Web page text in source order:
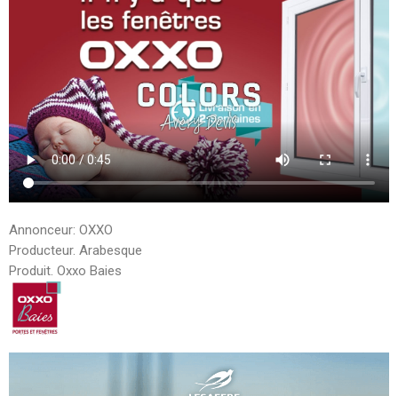
Annonceur: OXXO
Producteur. Arabesque
Produit. Oxxo Baies